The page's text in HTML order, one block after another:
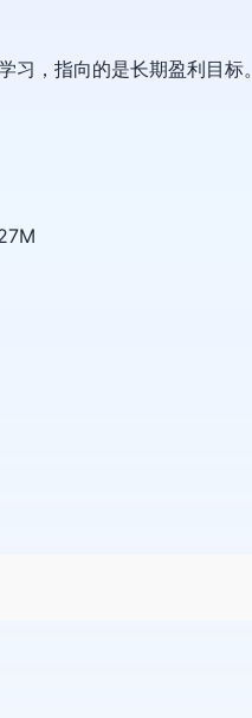
，指向的是长期盈利目标。